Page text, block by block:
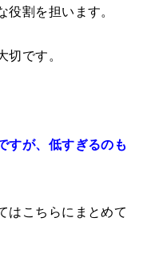
役割を担います。
切です。
すが、低すぎるのも
はこちらにまとめて